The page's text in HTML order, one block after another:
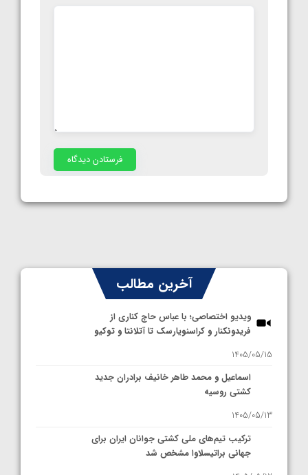
آخرین مطالب
ویدیو اختصاصی؛ با عباس حاج کناری از
فریدونکنار و کراسنویارسک تا آتلانتا و توکیو
1405/05/15
اسماعیل و محمد طاهر خانیف برادران جدید
کشتی روسیه
1405/05/13
ترکیب تیم‌های ملی کشتی جوانان ایران برای
جهانی براتیسلاوا مشخص شد